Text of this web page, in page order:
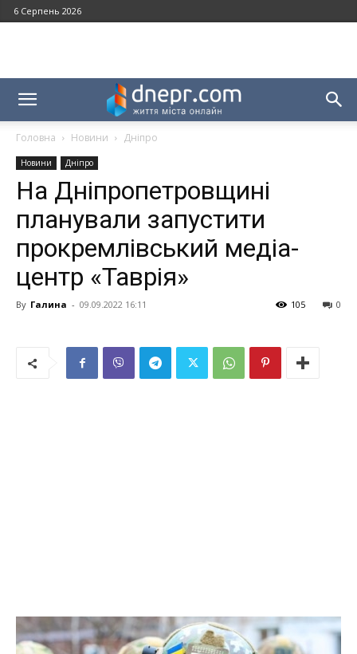
6 Серпень 2026
Головна Новини Дніпро
Новини Дніпро
На Дніпропетровщині
планували запустити
прокремлівський медіа-
центр «Таврія»
By Галина - 09.09.2022 16:11 0
105